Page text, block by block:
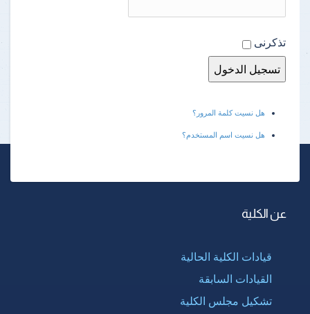
تذكرنى
هل نسيت كلمة المرور؟
هل نسيت اسم المستخدم؟
عن الكلية
قيادات الكلية الحالية
القيادات السابقة
تشكيل مجلس الكلية